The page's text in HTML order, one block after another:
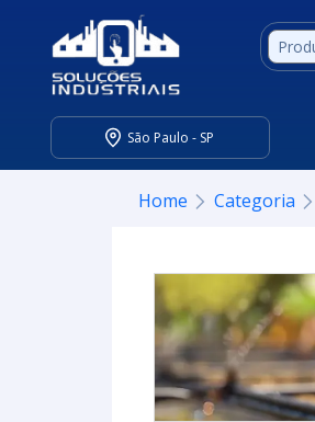
São Paulo - SP
Home Categoria